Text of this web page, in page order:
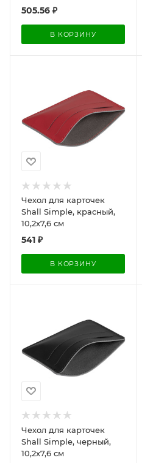
505.56 ₽
В КОРЗИНУ
Чехол для карточек
Shall Simple, красный,
10,2x7,6 см
541 ₽
В КОРЗИНУ
Чехол для карточек
Shall Simple, черный,
10,2x7,6 см